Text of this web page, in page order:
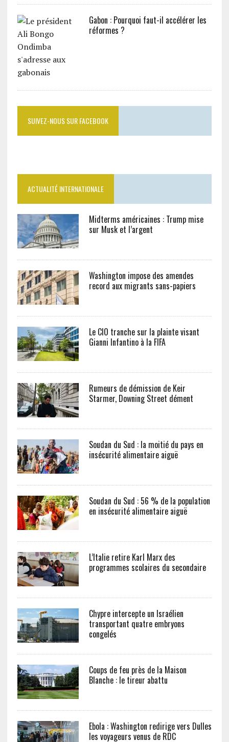
Gabon : Pourquoi faut-il accélérer les
réformes ?
SUIVEZ-NOUS SUR FACEBOOK
ACTUALITÉ INTERNATIONALE
Midterms américaines : Trump mise
sur Musk et l’argent
Washington impose des amendes
record aux migrants sans-papiers
Le CIO tranche sur la plainte visant
Gianni Infantino à la FIFA
Rumeurs de démission de Keir
Starmer, Downing Street dément
Soudan du Sud : la moitié du pays en
insécurité alimentaire aiguë
Soudan du Sud : 56 % de la population
en insécurité alimentaire aiguë
L’Italie retire Karl Marx des
programmes scolaires du secondaire
Chypre intercepte un Israélien
transportant quatre embryons
congelés
Coups de feu près de la Maison
Blanche : le tireur abattu
Ebola : Washington redirige vers Dulles
les voyageurs venus de RDC